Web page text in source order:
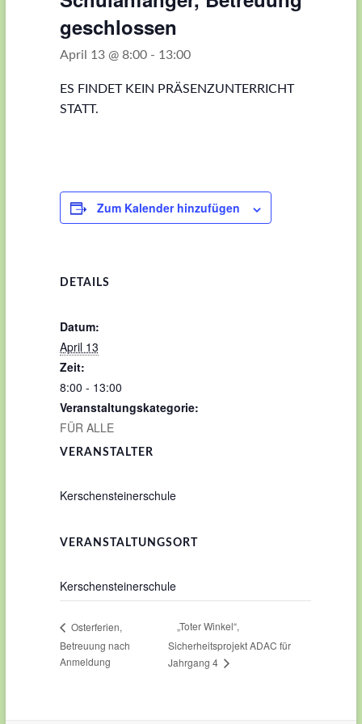
geschlossen
April 13 @ 8:00- 13:00
ES FINDET KEIN PRÄSENZUNTERRICHT
STATT.
Zum Kalender hinzufügen
DETAILS
Datum:
April 13
Zeit:
8:00 - 13:00
Veranstaltungskategorie:
FÜR ALLE
VERANSTALTER
Kerschensteinerschule
VERANSTALTUNGSORT
Kerschensteinerschule
Osterferien,
Betreuung nach
Anmeldung
„Toter Winkel“,
Sicherheitsprojekt ADAC für
Jahrgang 4